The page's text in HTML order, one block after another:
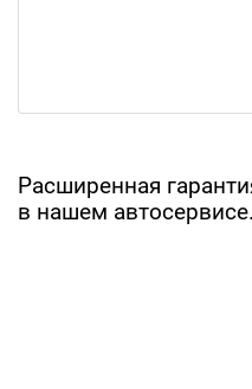
Расширенная
в нашем автосервисе.